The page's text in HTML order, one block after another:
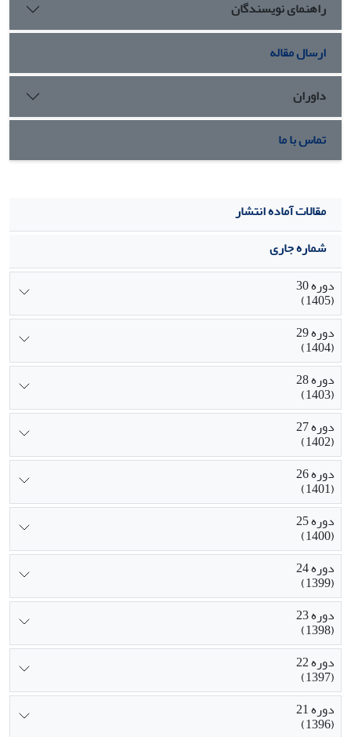
موانع ذهنی و زبانی شکل‌گیری مکالمات موثر تغییر در سطح
مکالمات تفاهمی روی می‌دهند اما مکالمات عملکردی حجم
بیشتری از مکالمات تغییر را به خود اختصاص داده و نقش
مهم‌تری در پیشبرد برنامه‌های تغییر دارند.
راهنمای نویسندگان
ارسال مقاله
داوران
تماس با ما
مقالات آماده انتشار
شماره جاری
دوره 30
(1405)
دوره 29
(1404)
دوره 28
(1403)
دوره 27
(1402)
دوره 26
(1401)
دوره 25
(1400)
دوره 24
(1399)
دوره 23
(1398)
دوره 22
(1397)
دوره 21
(1396)